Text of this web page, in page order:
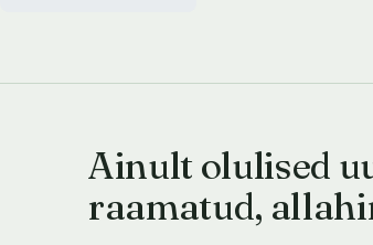
Ainult olulised
raamatud,